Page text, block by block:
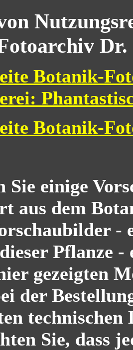
Dr.
Botanik-
Botanik-
Sie einige
aus dem
-
Pflanze
gezeigten
der
technischen
Sie, dass